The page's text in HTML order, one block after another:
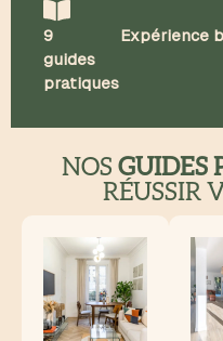
9
guides
pratiques
Expérience
NOS GUIDES
RÉUSSIR